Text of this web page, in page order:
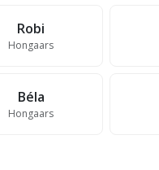
Robi
Hongaars
Béla
Hongaars